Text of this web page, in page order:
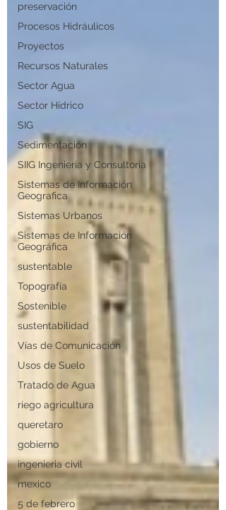
preservación
Procesos Hidráulicos
Proyectos
Recursos Naturales
Sector Agua
Sector Hídrico
SIG
Sedimentación
SIIG Ingeniería y Consultoría
Sistemas de Información
Geografica
Sistemas Urbanos
Sistemas de Información
Geográfica
sustentable
Topografía
Sostenible
sustentabilidad
Vías de Comunicación
Usos de Suelo
Tratado de Agua
riego agricultura
queretaro
gobierno
ingenieria civil
mexico
5 de febrero